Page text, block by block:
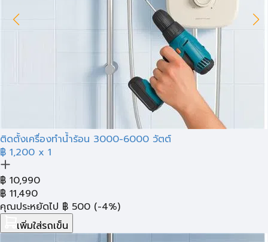
ติดตั้งเครื่องทำน้ำร้อน 3000-6000 วัตต์
฿ 1,200 x 1
฿ 10,990
฿ 11,490
คุณประหยัดไป ฿ 500 (-4%)
เพิ่มใส่รถเข็น